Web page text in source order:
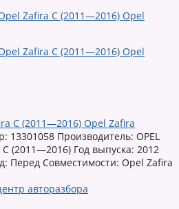
C (2011—2016) Opel Zafira
13301058 Производитель: OPEL
(2011—2016) Год выпуска: 2012
Перед Совместимости: Opel Zafira
авторазбора